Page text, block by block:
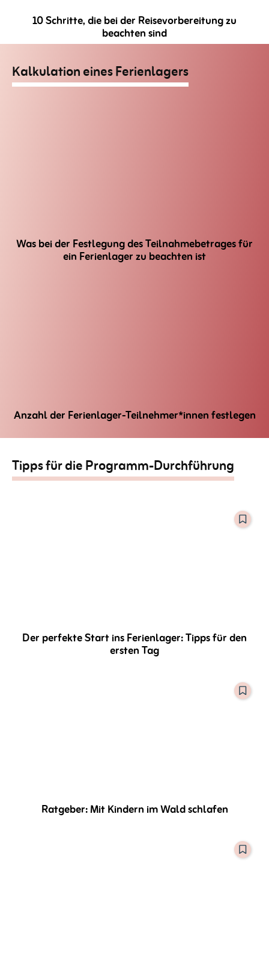
10 Schritte, die bei der Reisevorbereitung zu
beachten sind
Kalkulation eines Ferienlagers
Was bei der Festlegung des Teilnahmebetrages für
ein Ferienlager zu beachten ist
Anzahl der Ferienlager-Teilnehmer*innen festlegen
Tipps für die Programm-Durchführung
Der perfekte Start ins Ferienlager: Tipps für den
ersten Tag
Ratgeber: Mit Kindern im Wald schlafen